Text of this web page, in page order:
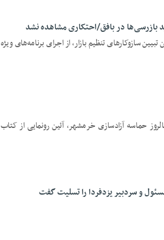
بازرسی‌ها در بافق/احتکاری مشاهده نشد
سازوکارهای تنظیم بازار، از اجرای برنامه‌های ویژه
حماسه آزادسازی خرمشهر، آئین رونمایی از کتاب
و سردبیر یزدفردا را تسلیت گفت